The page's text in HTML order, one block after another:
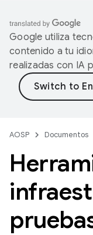
Google utiliza
contenido a tu
realizadas con IA
AOSP Documentos